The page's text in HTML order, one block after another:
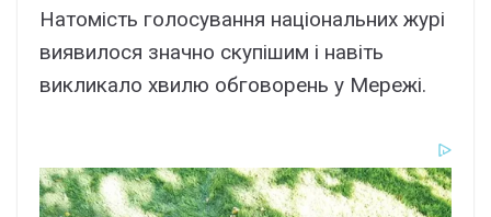
Натомість голосування національних журі
виявилося значно скупішим і навіть
викликало хвилю обговорень у Мережі.